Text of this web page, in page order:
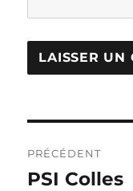
de
PRÉCÉDENT
Publication
PSI Colles